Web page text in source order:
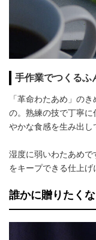
手作業でつくるふ
「革命わたあめ」の
の。熟練の技で丁寧
やかな食感を生み出し
湿度に弱いわたあめ
をキープできる仕上げ
誰かに贈りたく